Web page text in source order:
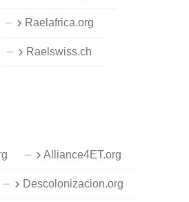
Raelafrica.org
Raelswiss.ch
Alliance4ET.org
Descolonizacion.org